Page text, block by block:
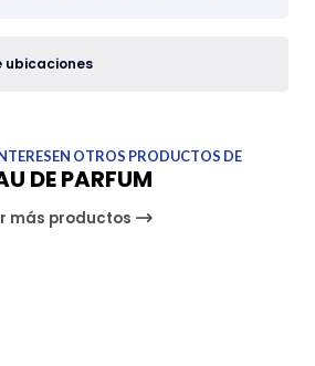
ubicaciones
OTROS PRODUCTOS DE
DE PARFUM
más productos